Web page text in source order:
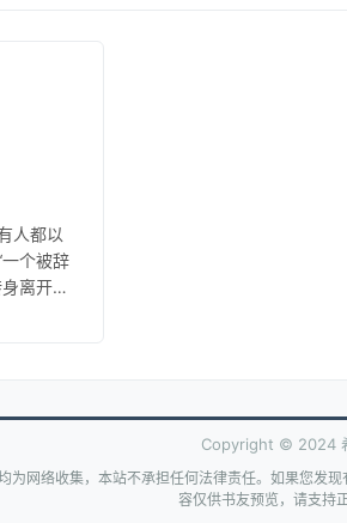
人都以
个被辞
离开
Copyright © 2024
为网络收集，本站不承担任何法律责任。如果您发
容仅供书友预览，请支持